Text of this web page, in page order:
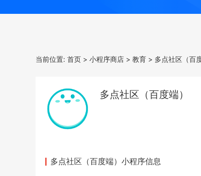
当前位置: 首页 > 小程序商店 > 教育 > 多点社区（百
多点社区（百度端）
多点社区（百度端）小程序信息